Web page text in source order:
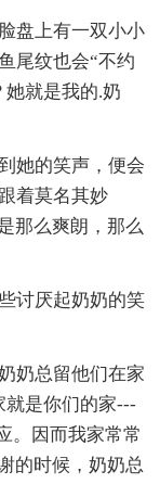
盘上有一双小小
尾纹也会“不约
就是我的.奶
她的笑声，便会
着莫名其妙
那么爽朗，那么
讨厌起奶奶的笑
奶总留他们在家
就是你们的家---
。因而我家常常
的时候，奶奶总